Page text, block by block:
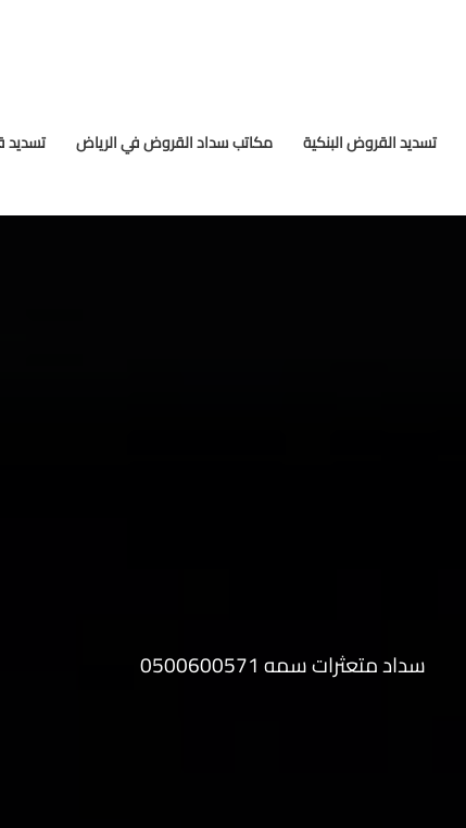
تسديد القروض البنكية مكاتب سداد القروض في الرياض تسديد
سداد متعثرات سمه 0500600571